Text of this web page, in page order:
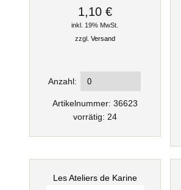
1,10 €
inkl. 19% MwSt.
zzgl. Versand
Anzahl:
Artikelnummer: 36623
vorrätig: 24
Les Ateliers de Karine